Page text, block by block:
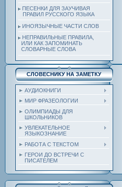
ПЕСЕНКИ ДЛЯ ЗАУЧИВАЯ
ПРАВИЛ РУССКОГО ЯЗЫКА
ИНОЯЗЫЧНЫЕ ЧАСТИ СЛОВ
НЕПРАВИЛЬНЫЕ ПРАВИЛА,
ИЛИ КАК ЗАПОМИНАТЬ
СЛОВАРНЫЕ СЛОВА
СЛОВЕСНИКУ НА ЗАМЕТКУ
АУДИОКНИГИ
МИР ФРАЗЕОЛОГИИ
ОЛИМПИАДЫ ДЛЯ
ШКОЛЬНИКОВ
УВЛЕКАТЕЛЬНОЕ
ЯЗЫКОЗНАНИЕ
РАБОТА С ТЕКСТОМ
ГЕРОИ ДО ВСТРЕЧИ С
ПИСАТЕЛЕМ